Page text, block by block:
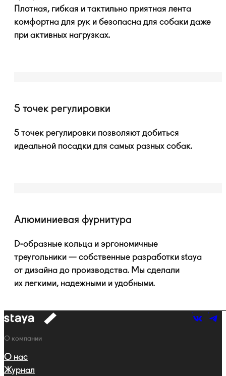
Плотная, гибкая и тактильно приятная лента
комфортна для рук и безопасна для собаки даже
при активных нагрузках.
5 точек регулировки
5 точек регулировки позволяют добиться
идеальной посадки для самых разных собак.
Алюминиевая фурнитура
D-образные кольца и эргономичные
треугольники — собственные разработки staya
от дизайна до производства. Мы сделали
их легкими, надежными и удобными.
к
Навигация
О компании
О нас
Журнал